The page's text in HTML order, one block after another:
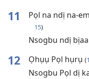
11 Pọl na ndị na-
15)
Nsogbu ndị
12 Ọhụụ Pọl hụrụ (
Nsogbu Pọl dị